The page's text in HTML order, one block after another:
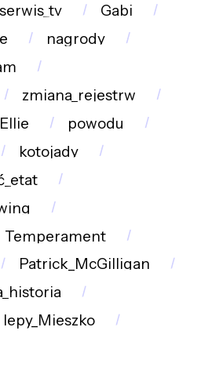
serwis_tv
Gabi
nagrody
zmiana_rejestrw
Ellie
powodu
kotojady
Temperament
Patrick_McGilligan
lepy_Mieszko